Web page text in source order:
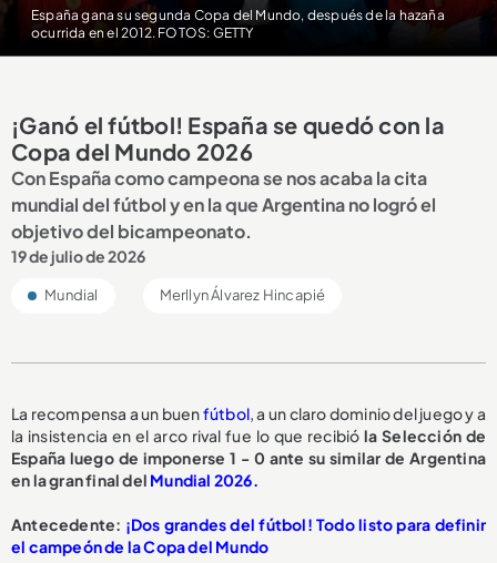
España gana su segunda Copa del Mundo, después de la hazaña
ocurrida en el 2012. FOTOS: GETTY
¡Ganó el fútbol! España se quedó con la
Copa del Mundo 2026
Con España como campeona se nos acaba la cita
mundial del fútbol y en la que Argentina no logró el
objetivo del bicampeonato.
19 de julio de 2026
Mundial Merllyn Álvarez Hincapié
La recompensa a un buenfútbol , a un claro dominio del juego y a
la insistencia en el arco rival fue lo que recibióla Selección de
España luego de imponerse 1 - 0 ante su similar de Argentina
en la gran final del Mundial 2026.
Antecedente: ¡Dos grandes del fútbol! Todo listo para definir
el campeón de la Copa del Mundo